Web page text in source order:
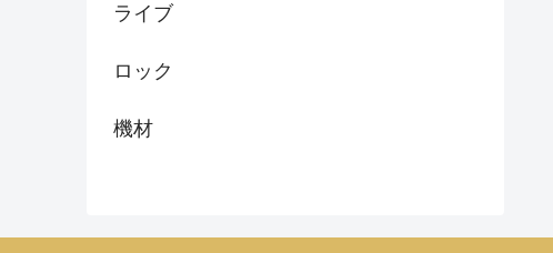
ライブ
ロック
機材